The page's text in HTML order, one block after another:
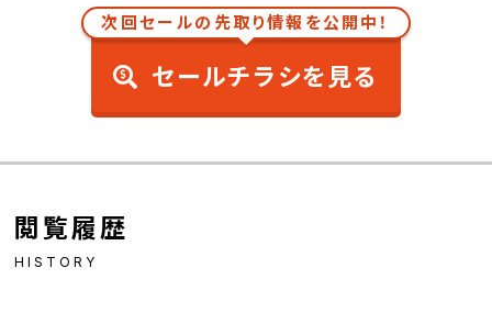
次回セールの先取り情報を公開中！
セールチラシを見る
閲覧履歴
HISTORY